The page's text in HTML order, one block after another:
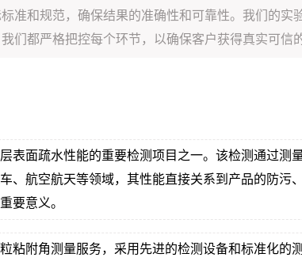
准和规范，确保结果的准确性和可靠性。我们的
们都严格把控每个环节，以确保客户获得真实可信
表面疏水性能的重要检测项目之一。该检测通过
、航空航天等领域，其性能直接关系到产品的防
要意义。
粘附角测量服务，采用先进的检测设备和标准化